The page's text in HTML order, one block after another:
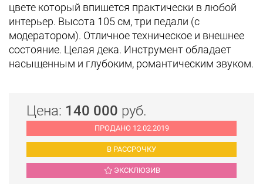
цвете который впишется практически в любой
интерьер. Высота 105 см, три педали (с
модератором). Отличное техническое и внешнее
состояние. Целая дека. Инструмент обладает
насыщенным и глубоким, романтическим звуком.
Цена: 140 000 руб.
ПРОДАНО 12.02.2019
В РАССРОЧКУ
ЭКСКЛЮЗИВ